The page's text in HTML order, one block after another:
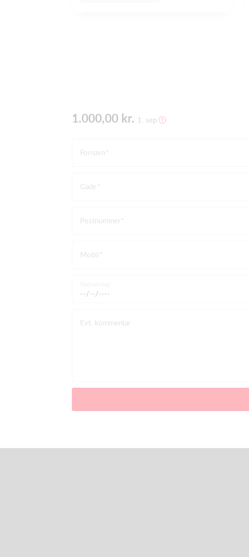
1.000,00 kr. 1. sep
Fornavn
Gade
Postnummer
Mobil
Evt. kommentar